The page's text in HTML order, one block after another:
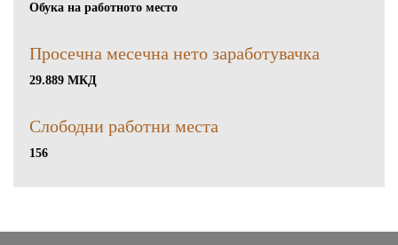
Обука на работното место
Просечна месечна нето заработувачка
29.889 МКД
Слободни работни местa
156